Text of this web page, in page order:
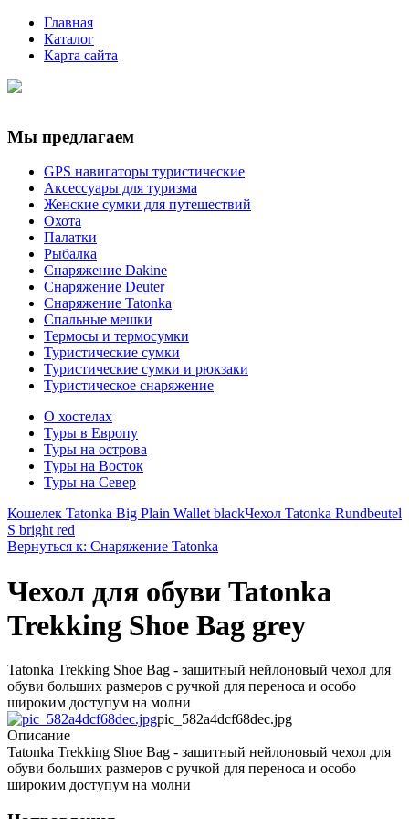
Главная
Каталог
Карта сайта
Мы предлагаем
GPS навигаторы туристические
Аксессуары для туризма
Женские сумки для путешествий
Охота
Палатки
Рыбалка
Снаряжение Dakine
Снаряжение Deuter
Снаряжение Tatonka
Спальные мешки
Термосы и термосумки
Туристические сумки
Туристические сумки и рюкзаки
Туристическое снаряжение
О хостелах
Туры в Европу
Туры на острова
Туры на Восток
Туры на Север
Кошелек Tatonka Big Plain Wallet blackЧехол Tatonka Rundbeutel
S bright red
Вернуться к: Снаряжение Tatonka
Чехол для обуви Tatonka
Trekking Shoe Bag grey
Tatonka Trekking Shoe Bag - защитный нейлоновый чехол для
обуви больших размеров с ручкой для переноса и особо
широким доступум на молни
pic_582a4dcf68dec.jpg
Описание
Tatonka Trekking Shoe Bag - защитный нейлоновый чехол для
обуви больших размеров с ручкой для переноса и особо
широким доступум на молни